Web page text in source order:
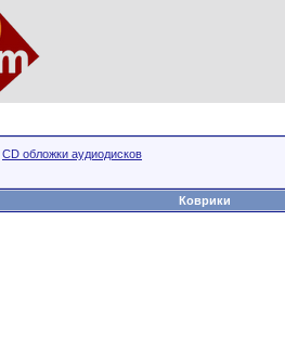
CD обложки аудиодисков
Коврики